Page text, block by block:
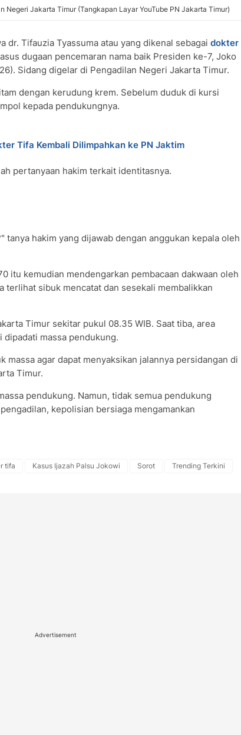
Negeri Jakarta Timur (Tangkapan Layar YouTube PN Jakarta Timur)
dr. Tifauzia Tyassuma atau yang dikenal sebagai dokter
dugaan pencemaran nama baik Presiden ke-7, Joko
Sidang digelar di Pengadilan Negeri Jakarta Timur.
dengan kerudung krem. Sebelum duduk di kursi
kepada pendukungnya.
Tifa Kembali Dilimpahkan ke PN Jaktim
pertanyaan hakim terkait identitasnya.
tanya hakim yang dijawab dengan anggukan kepala oleh
itu kemudian mendengarkan pembacaan dakwaan oleh
terlihat sibuk mencatat dan sesekali membalikkan
Timur sekitar pukul 08.35 WIB. Saat tiba, area
dipadati massa pendukung.
massa agar dapat menyaksikan jalannya persidangan di
Timur.
pendukung. Namun, tidak semua pendukung
kepolisian bersiaga mengamankan
tifa Kasus Ijazah Palsu Jokowi Sorot Trending Terkini
Advertisement